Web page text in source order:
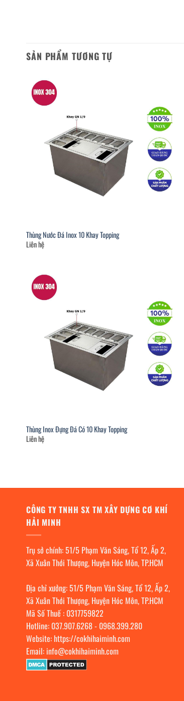
SẢN PHẨM TƯƠNG TỰ
Thùng Nước Đá Inox 10 Khay Topping
Liên hệ
Thùng Inox Đựng Đá Có 10 Khay Topping
Liên hệ
CÔNG TY TNHH SX TM XÂY DỰNG CƠ KHÍ
HẢI MINH
Trụ sở chính: 51/5 Phạm Văn Sáng, Tổ 12, Ấp 2,
Xã Xuân Thới Thượng, Huyện Hóc Môn, TP.HCM
Địa chỉ xưởng: 51/5 Phạm Văn Sáng, Tổ 12, Ấp 2,
Xã Xuân Thới Thượng, Huyện Hóc Môn, TP.HCM
Mã Số Thuế : 0317759822
Hotline: 037.907.6268- 0968.399.280
Website: https://cokhihaiminh.com
Email: info@cokhihaiminh.com